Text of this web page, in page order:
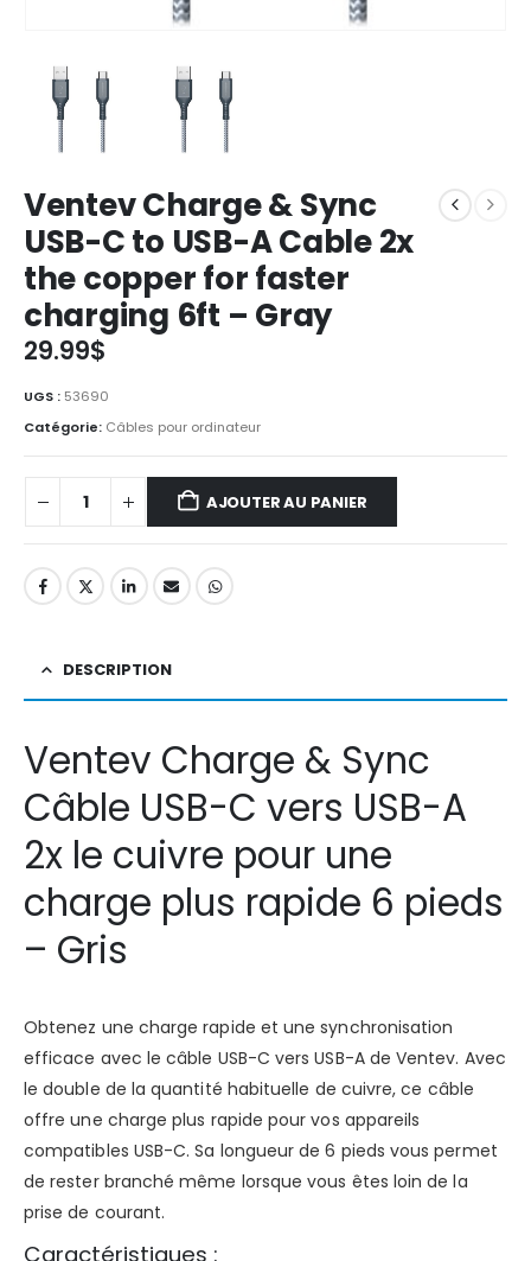
Ventev Charge & Sync
USB-C to USB-A Cable 2x
the copper for faster
charging 6ft – Gray
29.99$
UGS : 53690
Catégorie: Câbles pour ordinateur
AJOUTER AU PANIER
DESCRIPTION
Ventev Charge & Sync
Câble USB-C vers USB-A
2x le cuivre pour une
charge plus rapide 6 pieds
– Gris
Obtenez une charge rapide et une synchronisation
efficace avec le câble USB-C vers USB-A de Ventev. Avec
le double de la quantité habituelle de cuivre, ce câble
offre une charge plus rapide pour vos appareils
compatibles USB-C. Sa longueur de 6 pieds vous permet
de rester branché même lorsque vous êtes loin de la
prise de courant.
Caractéristiques :